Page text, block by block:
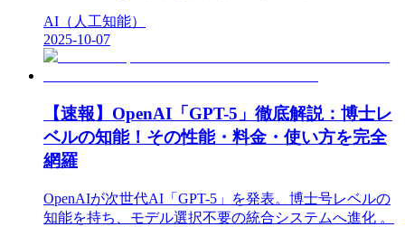
AI（人工知能）
2025-10-07
【速報】OpenAI「GPT-5」徹底解説：博士レ
ベルの知能！その性能・料金・使い方を完全
網羅
OpenAIが次世代AI「GPT-5」を発表。博士号レベルの
知能を持ち、モデル選択不要の統合システムへ進化 。